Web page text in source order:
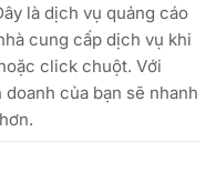
là dịch vụ quảng cáo
cung cấp dịch vụ khi
click chuột. Với
của bạn sẽ nhanh